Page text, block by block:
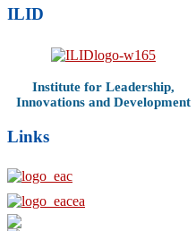
ILID
Institute for Leadership,
Innovations and Development
Links